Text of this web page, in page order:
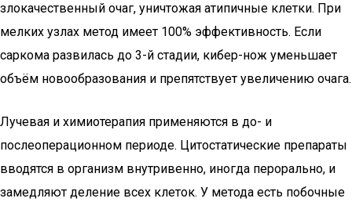
злокачественный очаг, уничтожая атипичные клетки. При
мелких узлах метод имеет 100% эффективность. Если
саркома развилась до 3-й стадии, кибер-нож уменьшает
объём новообразования и препятствует увеличению очага.
Лучевая и химиотерапия применяются в до- и
послеоперационном периоде. Цитостатические препараты
вводятся в организм внутривенно, иногда перорально, и
замедляют деление всех клеток. У метода есть побочные